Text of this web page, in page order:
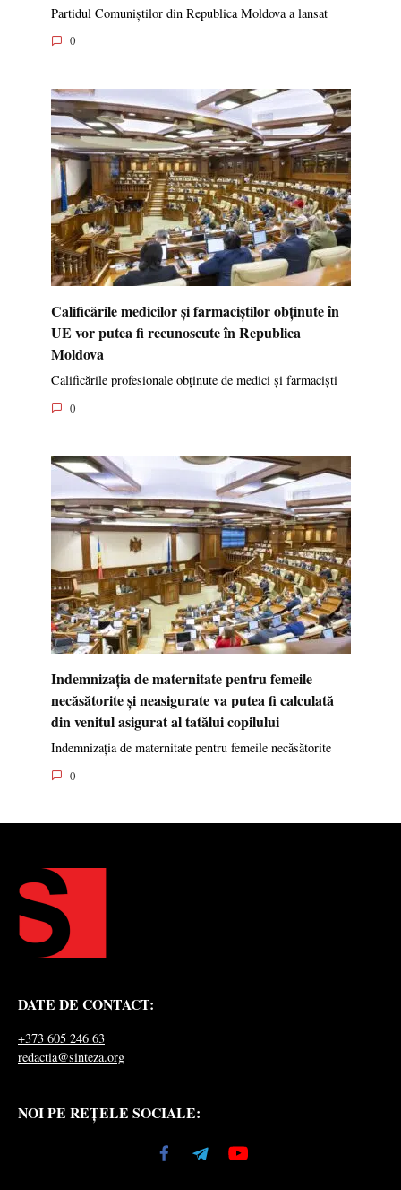
Partidul Comuniștilor din Republica Moldova a lansat
0
Calificările medicilor și farmaciștilor obținute în
UE vor putea fi recunoscute în Republica
Moldova
Calificările profesionale obținute de medici și farmaciști
0
Indemnizația de maternitate pentru femeile
necăsătorite și neasigurate va putea fi calculată
din venitul asigurat al tatălui copilului
Indemnizația de maternitate pentru femeile necăsătorite
0
DATE DE CONTACT:
+373 605 246 63
redactia@sinteza.org
NOI PE REȚELE SOCIALE: